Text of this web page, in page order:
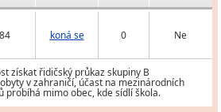
84 koná se 0 Ne
získat řidičský průkaz skupiny B
v zahraničí, účast na mezinárodních
probíhá mimo obec, kde sídlí škola.